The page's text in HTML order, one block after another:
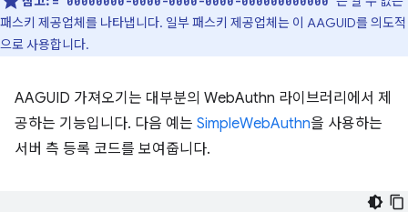
패스키 제공업체를 나타냅니다. 일부 패스키 제공업체는 이 AAGUID를 의도적
으로 사용합니다.
AAGUID 가져오기는 대부분의 WebAuthn 라이브러리에서 제
공하는 기능입니다. 다음 예는 SimpleWebAuthn을 사용하는
서버 측 등록 코드를 보여줍니다.